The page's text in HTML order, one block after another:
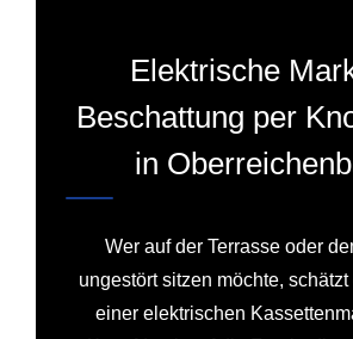
Elektrische
Beschattung per
in
Wer auf der Terrasse oder
ungestört sitzen möchte,
einer elektrischen